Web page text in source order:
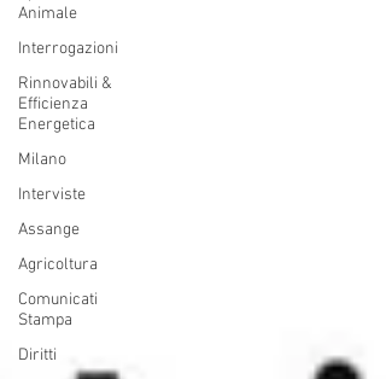
Animale
Interrogazioni
Rinnovabili &
Efficienza
Energetica
Milano
Interviste
Assange
Agricoltura
Comunicati
Stampa
Diritti